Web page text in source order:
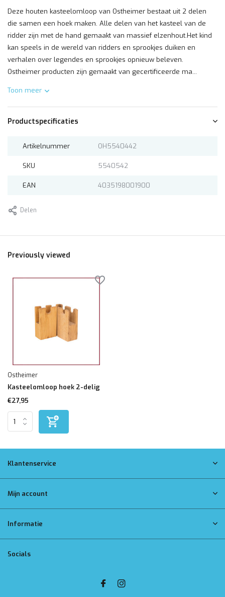
Deze houten kasteelomloop van Ostheimer bestaat uit 2 delen
die samen een hoek maken. Alle delen van het kasteel van de
ridder zijn met de hand gemaakt van massief elzenhout.Het kind
kan speels in de wereld van ridders en sprookjes duiken en
verhalen over legendes en sprookjes opnieuw beleven.
Ostheimer producten zijn gemaakt van gecertificeerde ma...
Toon meer
Productspecificaties
Artikelnummer OH5540442
SKU 5540542
EAN 4035198001900
Delen
Previously viewed
Ostheimer
Kasteelomloop hoek 2-delig
€27,95
Klantenservice
Mijn account
Informatie
Socials